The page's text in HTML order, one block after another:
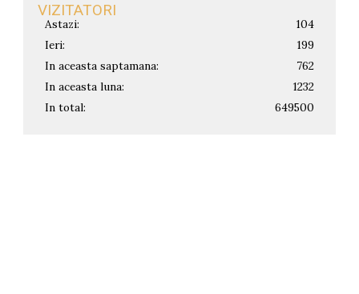
VIZITATORI
Astazi:
104
Ieri:
199
In aceasta saptamana:
762
In aceasta luna:
1232
In total:
649500